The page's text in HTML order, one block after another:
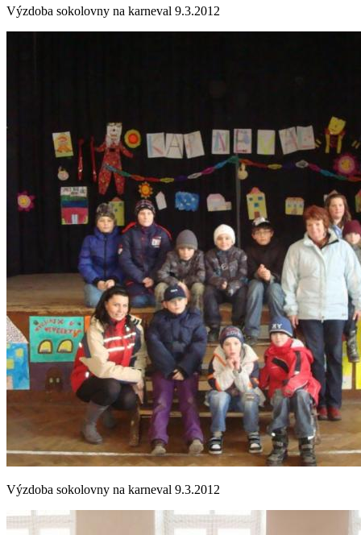
Výzdoba sokolovny na karneval 9.3.2012
Výzdoba sokolovny na karneval 9.3.2012